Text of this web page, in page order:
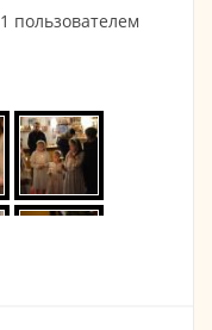
пользователем